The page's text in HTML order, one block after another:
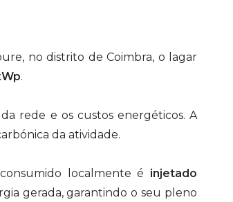
no distrito de Coimbra, o lagar
.
rede e os custos energéticos. A
da atividade.
localmente é injetado
gerada, garantindo o seu pleno